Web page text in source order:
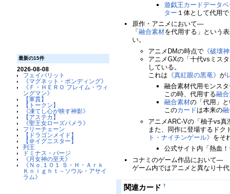
最新の15件
2026-08-08
フェイバリット
《マグネット・ボンディング》
《Ｆ・ＨＥＲＯ フレイム・ウィ
ングマン》
【軍貫】
【トークン】
《凍てし心が映す神影》
【アステカ】
《聖王女ローズパメラ》
フリーチェーン
【ドラゴンメイド】
【＠イグニスター】
列王
ドミナス・パージ
《月女神の至天》
《Ｎｏ.１０１ Ｓ・Ｈ・Ａｒｋ
Ｋｎｉｇｈｔ－ソウル・アサイ
ラム》
遊戯王カードデータベ
ター １体として代用で
原作・アニメにおいて―
「融合素材を代用する」という
い。
アニメDMの時点で 《破壊
アニメGXの「十代vsミス
している。
これは 《真紅眼の黒竜》が
融合素材代用モンス
この時、代用する融
融合素材の「代用」
このカードは本来の
アニメARC-Vの「柚子vs真
また、同作に登場するドク
ト・ナイチンゲール》 をそ
公式サイト内「熱血
コナミのゲーム作品において―
ゲーム内ではアニメと異なり十代
関連カード †